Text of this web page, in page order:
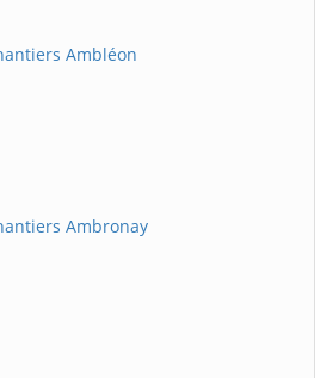
Ambléon
Ambronay